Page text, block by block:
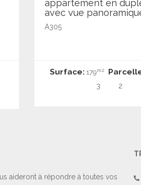
appartement en
avec vue
A305
Surface: 179m2
3 2
aideront à répondre à toutes vos